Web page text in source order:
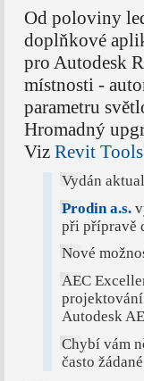
Od poloviny
doplňkové
pro Autodesk
místnosti -
parametru
Hromadný
Viz Revit
Vydán
Prodin a.s.
při přípravě
Nové
AEC
Autodesk
Chybí vám
často